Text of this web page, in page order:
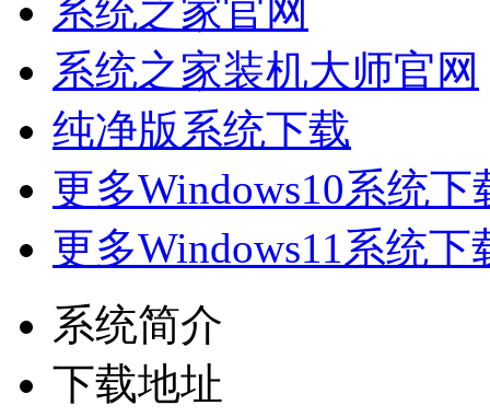
系统之家官网
系统之家装机大师官网
纯净版系统下载
更多Windows10系统下
更多Windows11系统下
系统简介
下载地址